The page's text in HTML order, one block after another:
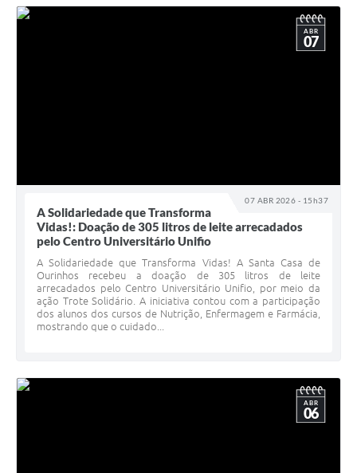
07 ABR 2026 - 15h37
ABR
07
A Solidariedade que Transforma
Vidas!: Doação de 305 litros de leite arrecadados
pelo Centro Universitário Unifio
A Solidariedade que Transforma Vidas! A Santa Casa de
Ourinhos recebeu a doação de 305 litros de leite
arrecadados pelo Centro Universitário Unifio, por meio da
ação Trote Solidário. A iniciativa contou com a participação
dos alunos dos cursos de Nutrição, Enfermagem e Farmácia,
mostrando que o cuidado...
ABR
06